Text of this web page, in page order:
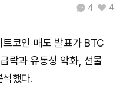
4 4
코인 매도 발표가 BTC
락과 유동성 악화, 선물
했다.